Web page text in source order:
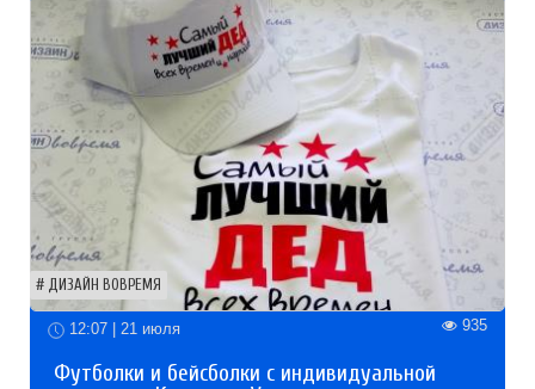
ДИЗАЙН ВОВРЕМЯ
12:07 | 21 июля 935
Футболки и бейсболки с индивидуальной